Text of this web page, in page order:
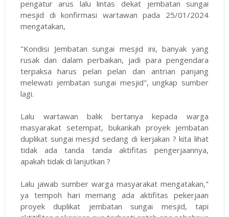
pengatur arus lalu lintas dekat jembatan sungai
mesjid di konfirmasi wartawan pada 25/01/2024
mengatakan,
"Kondisi Jembatan sungai mesjid ini, banyak yang
rusak dan dalam perbaikan, jadi para pengendara
terpaksa harus pelan pelan dan antrian panjang
melewati jembatan sungai mesjid", ungkap sumber
lagi.
Lalu wartawan balik bertanya kepada warga
masyarakat setempat, bukankah proyek jembatan
duplikat sungai mesjid sedang di kerjakan ? kita lihat
tidak ada tanda tanda aktifitas pengerjaannya,
apakah tidak di lanjutkan ?
Lalu jawab sumber warga masyarakat mengatakan,"
ya tempoh hari memang ada aktifitas pekerjaan
proyek duplikat jembatan sungai mesjid, tapi